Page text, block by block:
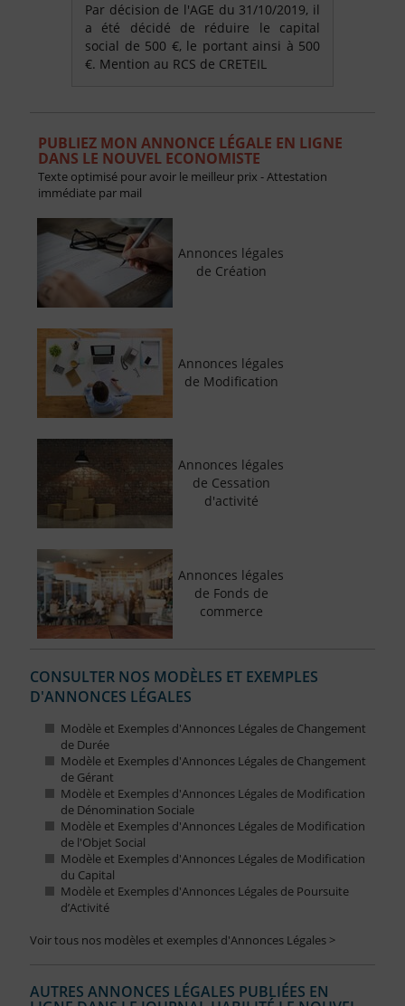
Par décision de l'AGE du 31/10/2019, il
a été décidé de réduire le capital
social de 500 €, le portant ainsi à 500
€. Mention au RCS de CRETEIL
PUBLIEZ MON ANNONCE LÉGALE EN LIGNE
DANS LE NOUVEL ECONOMISTE
Texte optimisé pour avoir le meilleur prix - Attestation
immédiate par mail
Annonces légales
de Création
Annonces légales
de Modification
Annonces légales
de Cessation
d'activité
Annonces légales
de Fonds de
commerce
CONSULTER NOS MODÈLES ET EXEMPLES
D'ANNONCES LÉGALES
Modèle et Exemples d'Annonces Légales de Changement
de Durée
Modèle et Exemples d'Annonces Légales de Changement
de Gérant
Modèle et Exemples d'Annonces Légales de Modification
de Dénomination Sociale
Modèle et Exemples d'Annonces Légales de Modification
de l'Objet Social
Modèle et Exemples d'Annonces Légales de Modification
du Capital
Modèle et Exemples d'Annonces Légales de Poursuite
d’Activité
Voir tous nos modèles et exemples d'Annonces Légales >
AUTRES ANNONCES LÉGALES PUBLIÉES EN